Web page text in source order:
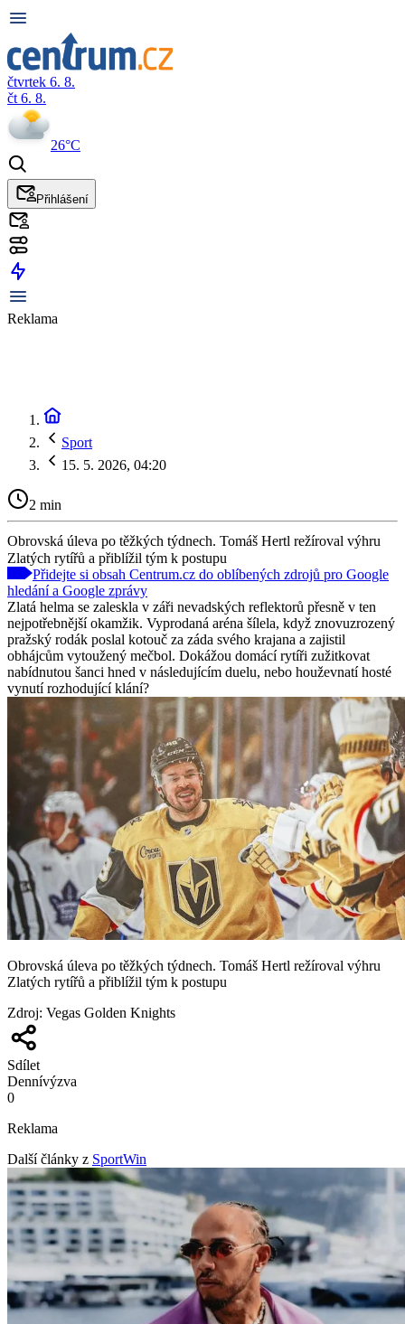
čtvrtek 6. 8.
čt 6. 8.
26°C
Přihlášení
Reklama
Sport
15. 5. 2026, 04:20
2 min
Obrovská úleva po těžkých týdnech. Tomáš Hertl režíroval výhru
Zlatých rytířů a přiblížil tým k postupu
Přidejte si obsah Centrum.cz do oblíbených zdrojů pro Google
hledání a Google zprávy
Zlatá helma se zaleskla v záři nevadských reflektorů přesně v ten
nejpotřebnější okamžik. Vyprodaná aréna šílela, když znovuzrozený
pražský rodák poslal kotouč za záda svého krajana a zajistil
obhájcům vytoužený mečbol. Dokážou domácí rytíři zužitkovat
nabídnutou šanci hned v následujícím duelu, nebo houževnatí hosté
vynutí rozhodující klání?
Obrovská úleva po těžkých týdnech. Tomáš Hertl režíroval výhru
Zlatých rytířů a přiblížil tým k postupu
Zdroj: Vegas Golden Knights
Sdílet
Dennívýzva
0
Reklama
Další články z SportWin